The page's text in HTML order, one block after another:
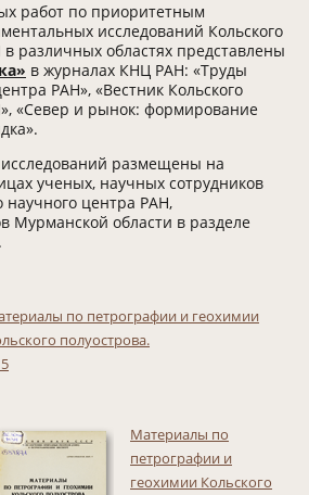
работ по приоритетным
исследований Кольского
различных областях представлены
в журналах КНЦ РАН: «Труды
РАН», «Вестник Кольского
«Север и рынок: формирование
размещены на
ученых, научных сотрудников
научного центра РАН,
Мурманской области в разделе
.
по петрографии и геохимии
полуострова.
Материалы по
петрографии и
геохимии Кольского